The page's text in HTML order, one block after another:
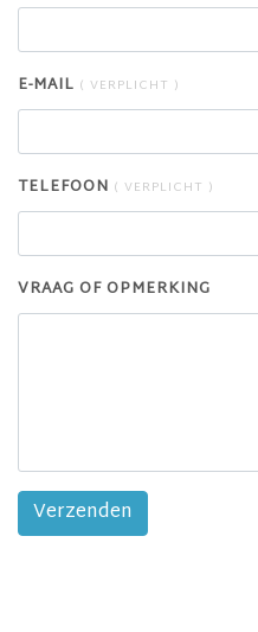
E-MAIL ( VERPLICHT )
TELEFOON ( VERPLICHT )
VRAAG OF OPMERKING
Verzenden